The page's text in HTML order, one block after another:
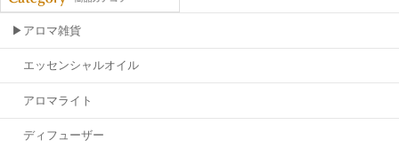
▶アロマ雑貨
エッセンシャルオイル
アロマライト
ディフューザー